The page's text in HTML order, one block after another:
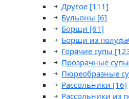
Другое [111]
Бульоны [6]
Борщи [61]
Борщи из
Горячие супы
Прозрачные супы
Пюреобразные
Рассольники [16]
Рассольники из